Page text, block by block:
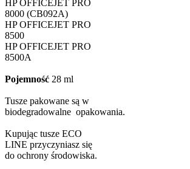
HP OFFICEJET PRO
8000 (CB092A)
HP OFFICEJET PRO
8500
HP OFFICEJET PRO
8500A
Pojemność 28 ml
Tusze pakowane są w
biodegradowalne opakowania.
Kupując tusze ECO
LINE przyczyniasz się
do ochrony środowiska.